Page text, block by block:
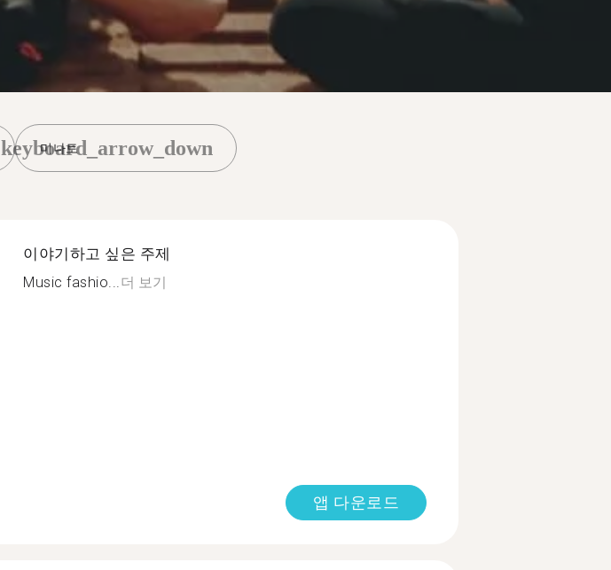
미나토
keyboard_arrow_down
이야기하고 싶은 주제
Music fashio...더 보기
앱 다운로드